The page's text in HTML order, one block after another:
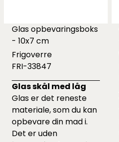
Glas opbevaringsboks
- 10x7 cm
Frigoverre
FRI-33847
Glas skål med låg
Glas er det reneste
materiale, som du kan
opbevare din mad i.
Det er uden